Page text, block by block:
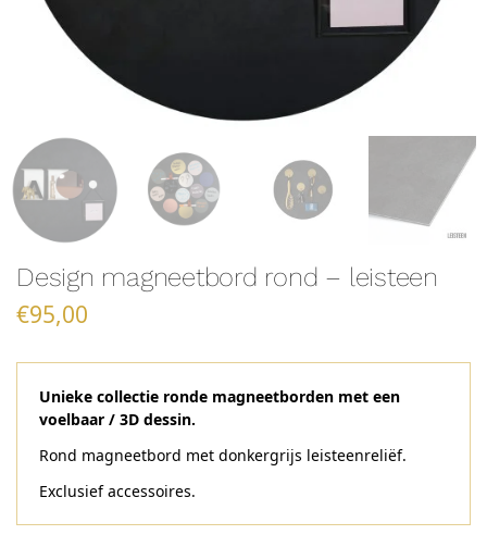
Design magneetbord rond – leisteen
€95,00
Unieke collectie ronde magneetborden met een
voelbaar / 3D dessin.
Rond magneetbord met donkergrijs leisteenreliëf.
Exclusief accessoires.